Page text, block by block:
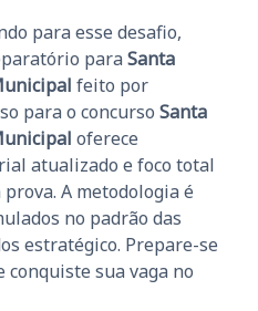
para esse desafio,
para Santa
feito por
para o concurso Santa
oferece
atualizado e foco total
A metodologia é
no padrão das
estratégico. Prepare-se
conquiste sua vaga no